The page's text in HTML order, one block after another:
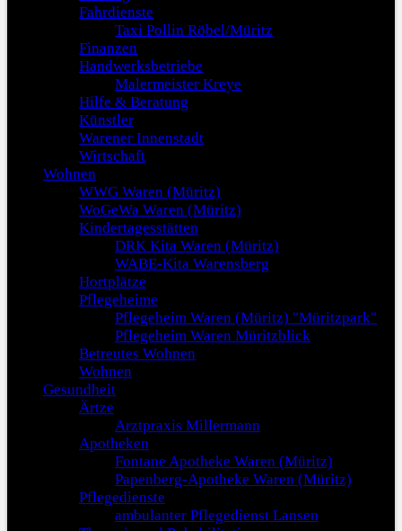
Fahrdienste
Taxi Pollin Röbel/Müritz
Finanzen
Handwerksbetriebe
Malermeister Kreye
Hilfe & Beratung
Künstler
Warener Innenstadt
Wirtschaft
Wohnen
WWG Waren (Müritz)
WoGeWa Waren (Müritz)
Kindertagesstätten
DRK Kita Waren (Müritz)
WABE-Kita Warensberg
Hortplätze
Pflegeheime
Pflegeheim Waren (Müritz) "Müritzpark"
Pflegeheim Waren Müritzblick
Betreutes Wohnen
Wohnen
Gesundheit
Ärtze
Arztpraxis Millermann
Apotheken
Fontane Apotheke Waren (Müritz)
Papenberg-Apotheke Waren (Müritz)
Pflegedienste
ambulanter Pflegedienst Lansen